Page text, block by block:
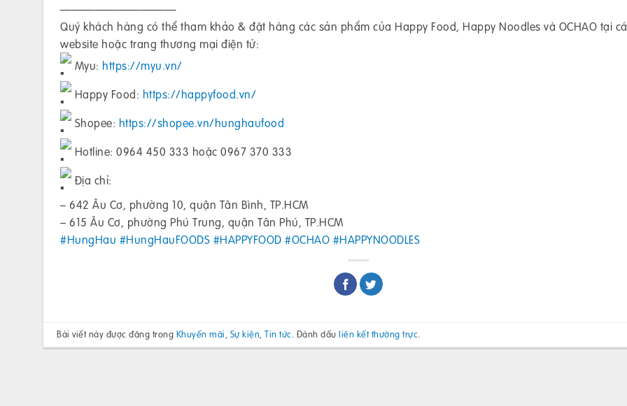
——————————
Quý khách hàng có thể tham khảo & đặt hàng các sản phẩm của Happy Food, Happy Noodles và OCHAO tại
website hoặc trang thương mại điện tử:
Myu: https://myu.vn/
Happy Food: https://happyfood.vn/
Shopee: https://shopee.vn/hunghaufood
Hotline: 0964 450 333 hoặc 0967 370 333
Địa chỉ:
– 642 Âu Cơ, phường 10, quận Tân Bình, TP.HCM
– 615 Âu Cơ, phường Phú Trung, quận Tân Phú, TP.HCM
#HungHau #HungHauFOODS #HAPPYFOOD #OCHAO #HAPPYNOODLES
Bài viết này được đăng trong Khuyến mãi, Sự kiện,Tin tức. Đánh dấuliên kết thường trực.